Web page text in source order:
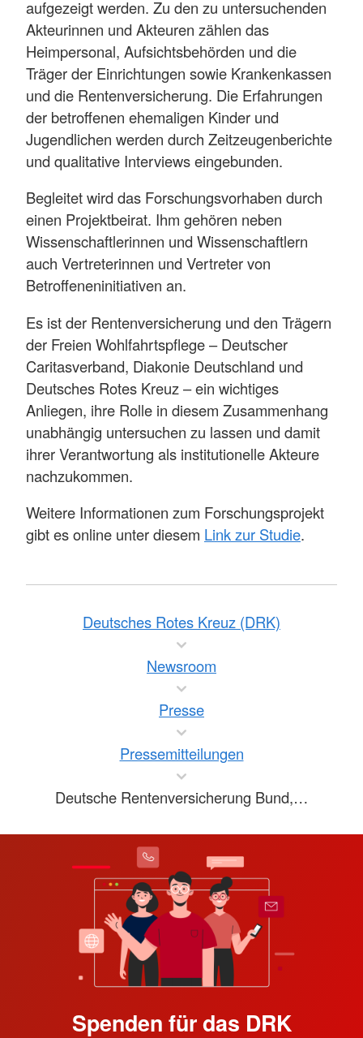
aufgezeigt werden. Zu den zu untersuchenden
Akteurinnen und Akteuren zählen das
Heimpersonal, Aufsichtsbehörden und die
Träger der Einrichtungen sowie Krankenkassen
und die Rentenversicherung. Die Erfahrungen
der betroffenen ehemaligen Kinder und
Jugendlichen werden durch Zeitzeugenberichte
und qualitative Interviews eingebunden.
Begleitet wird das Forschungsvorhaben durch
einen Projektbeirat. Ihm gehören neben
Wissenschaftlerinnen und Wissenschaftlern
auch Vertreterinnen und Vertreter von
Betroffeneninitiativen an.
Es ist der Rentenversicherung und den Trägern
der Freien Wohlfahrtspflege – Deutscher
Caritasverband, Diakonie Deutschland und
Deutsches Rotes Kreuz – ein wichtiges
Anliegen, ihre Rolle in diesem Zusammenhang
unabhängig untersuchen zu lassen und damit
ihrer Verantwortung als institutionelle Akteure
nachzukommen.
Weitere Informationen zum Forschungsprojekt
gibt es online unter diesem Link zur Studie.
Deutsches Rotes Kreuz (DRK)
Newsroom
Presse
Pressemitteilungen
Deutsche Rentenversicherung Bund,…
Spenden für das DRK